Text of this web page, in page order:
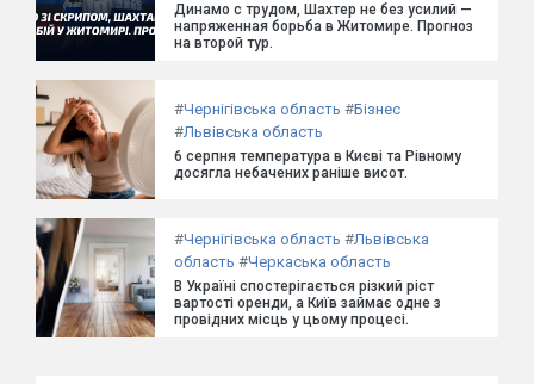
Динамо с трудом, Шахтер не без усилий —
напряженная борьба в Житомире. Прогноз
на второй тур.
#Чернігівська область #Бізнес
#Львівська область
6 серпня температура в Києві та Рівному
досягла небачених раніше висот.
#Чернігівська область #Львівська
область #Черкаська область
В Україні спостерігається різкий ріст
вартості оренди, а Київ займає одне з
провідних місць у цьому процесі.